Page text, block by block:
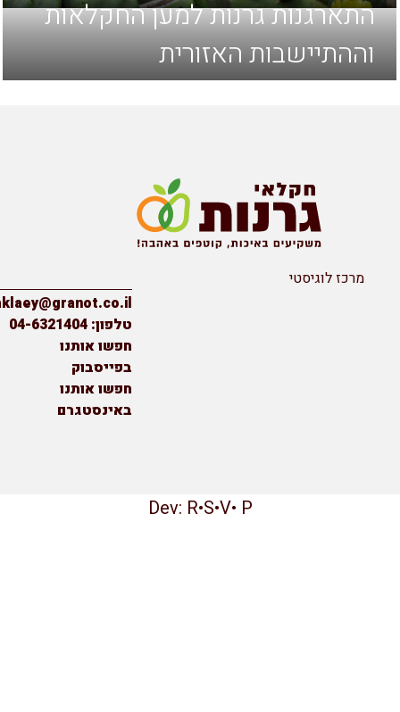
התארגנות גרנות למען החקלאות
וההתיישבות האזורית
מרכז לוגיסטי
haklaey@granot.co.il
טלפון: 04-6321404
חפשו אותנו
בפייסבוק
חפשו אותנו
באינסטגרם
Dev:R•S•V•